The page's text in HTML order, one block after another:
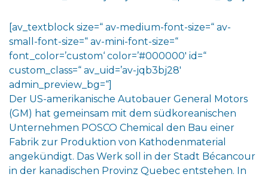
[av_textblock size=“ av-medium-font-size=“ av-
small-font-size=“ av-mini-font-size=“
font_color=’custom‘ color=’#000000′ id=“
custom_class=“ av_uid=’av-jqb3bj28′
admin_preview_bg=“]
Der US-amerikanische Autobauer General Motors
(GM) hat gemeinsam mit dem südkoreanischen
Unternehmen POSCO Chemical den Bau einer
Fabrik zur Produktion von Kathodenmaterial
angekündigt. Das Werk soll in der Stadt Bécancour
in der kanadischen Provinz Quebec entstehen. In